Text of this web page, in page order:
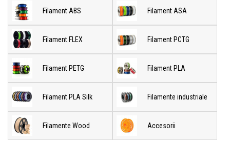
Filament ABS Filament ASA
Filament FLEX Filament PCTG
Filament PETG Filament PLA
Filament PLA Silk Filamente industriale
Filamente Wood Accesorii